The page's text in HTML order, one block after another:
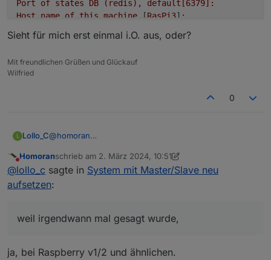
Port
of states DB (redis),
default[6379]:
Host
name of this machine [RasPi3] :
Sieht für mich erst einmal i.O. aus, oder?
Mit freundlichen Grüßen und Glückauf
Wilfried
0
L Lollo_C@homoran
läuft der iobroker schneller. (Sorry, aber ich habe mein
Wissen meist von YT). Egal: ich habe beim Slave
kontrolliert:
Current configuration:
- Objects database:
  - Type: jsonl
- States database:
  - Port: 6379
Nicht stören
Homoranschrieb am 2. März 2024, 10:51
zuletzt editiert von Homoran3. Feb. 2024, 11:51
@lollo_c sagte in System mit Master/Slave neu
aufsetzen:
weil irgendwann mal gesagt wurde,
ja, bei Raspberry v1/2 und ähnlichen.